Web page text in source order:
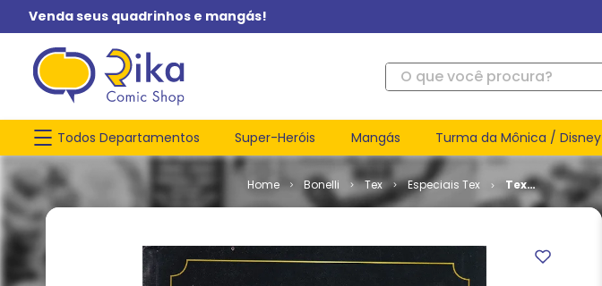
Venda seus quadrinhos e mangás!
O que você procura?
Todos Departamentos Super-Heróis Mangás Turma da Mônica / Disney
Bonelli Tex Especiais Tex
Tex
Omnibus
das Onças
e Muitas